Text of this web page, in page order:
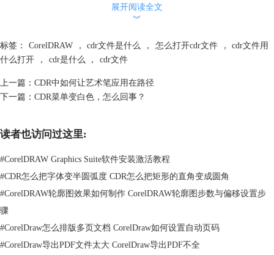
展开阅读全文
︾
标签： CorelDRAW ， cdr文件是什么 ， 怎么打开cdr文件 ，
cdr文件用
什么打开
， cdr是什么 ， cdr文件
上一篇： CDR中如何让艺术笔应用在路径
下一篇： CDR菜单变白色，怎么回事？
读者也访问过这里:
#CorelDRAW Graphics Suite软件安装激活教程
#CDR怎么把字体变半圆弧度 CDR怎么把矩形的直角变成圆角
#CorelDRAW轮廓图效果如何制作 CorelDRAW轮廓图步数与偏移设置步
骤
#CorelDraw怎么排版多页文档 CorelDraw如何设置自动页码
#CorelDraw导出PDF文件太大 CorelDraw导出PDF不全